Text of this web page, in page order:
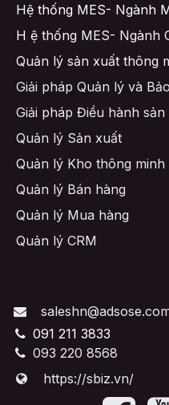
Hệ thống MES- Ngành
H ệ thống MES- Ngành
Quản lý sản xuất thông
Giải pháp Quản lý và
Giải pháp Điều hành
Quản lý Sản xuất
Quản lý Kho thông minh
Quản lý Bán hàng
Quản lý Mua hàng
Quản lý CRM
091 211 3833
093 220 8568
https://sbiz.vn/